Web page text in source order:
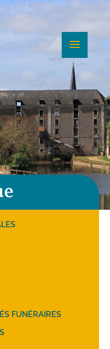
FUNÉRAIRES